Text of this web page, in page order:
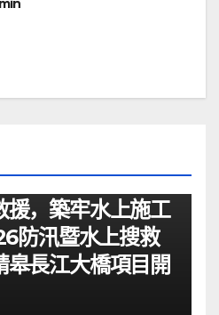
援，築牢水上施工
防汛暨水上搜救
長江大橋項目開